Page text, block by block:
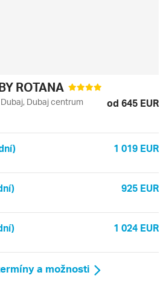
ROTANA
Dubaj centrum od 645 EUR
1 019 EUR
925 EUR
1 024 EUR
a možnosti